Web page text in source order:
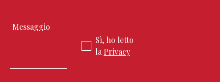
Sì, ho letto
la Privacy